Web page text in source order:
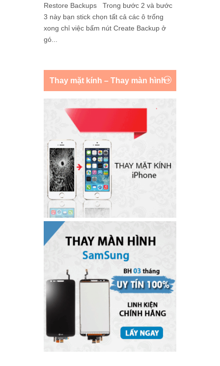
Restore Backups Trong bước 2 và bước
3 này bạn stick chọn tất cả các ô trống
xong chỉ việc bấm nút Create Backup ở
gó...
Thay mặt kính – Thay màn hình